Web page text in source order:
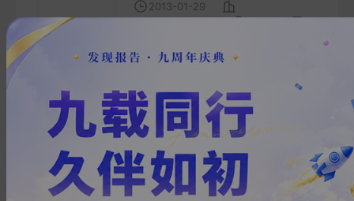
2013-01-29
德盛期货有限公司
北***
2013年钢材期货年报：经济下
行与供应增长持续发酵螺纹钢
或重归弱势震荡
2013-01-29
韩鹏、黄耀伟
德盛期货有限公司
北***